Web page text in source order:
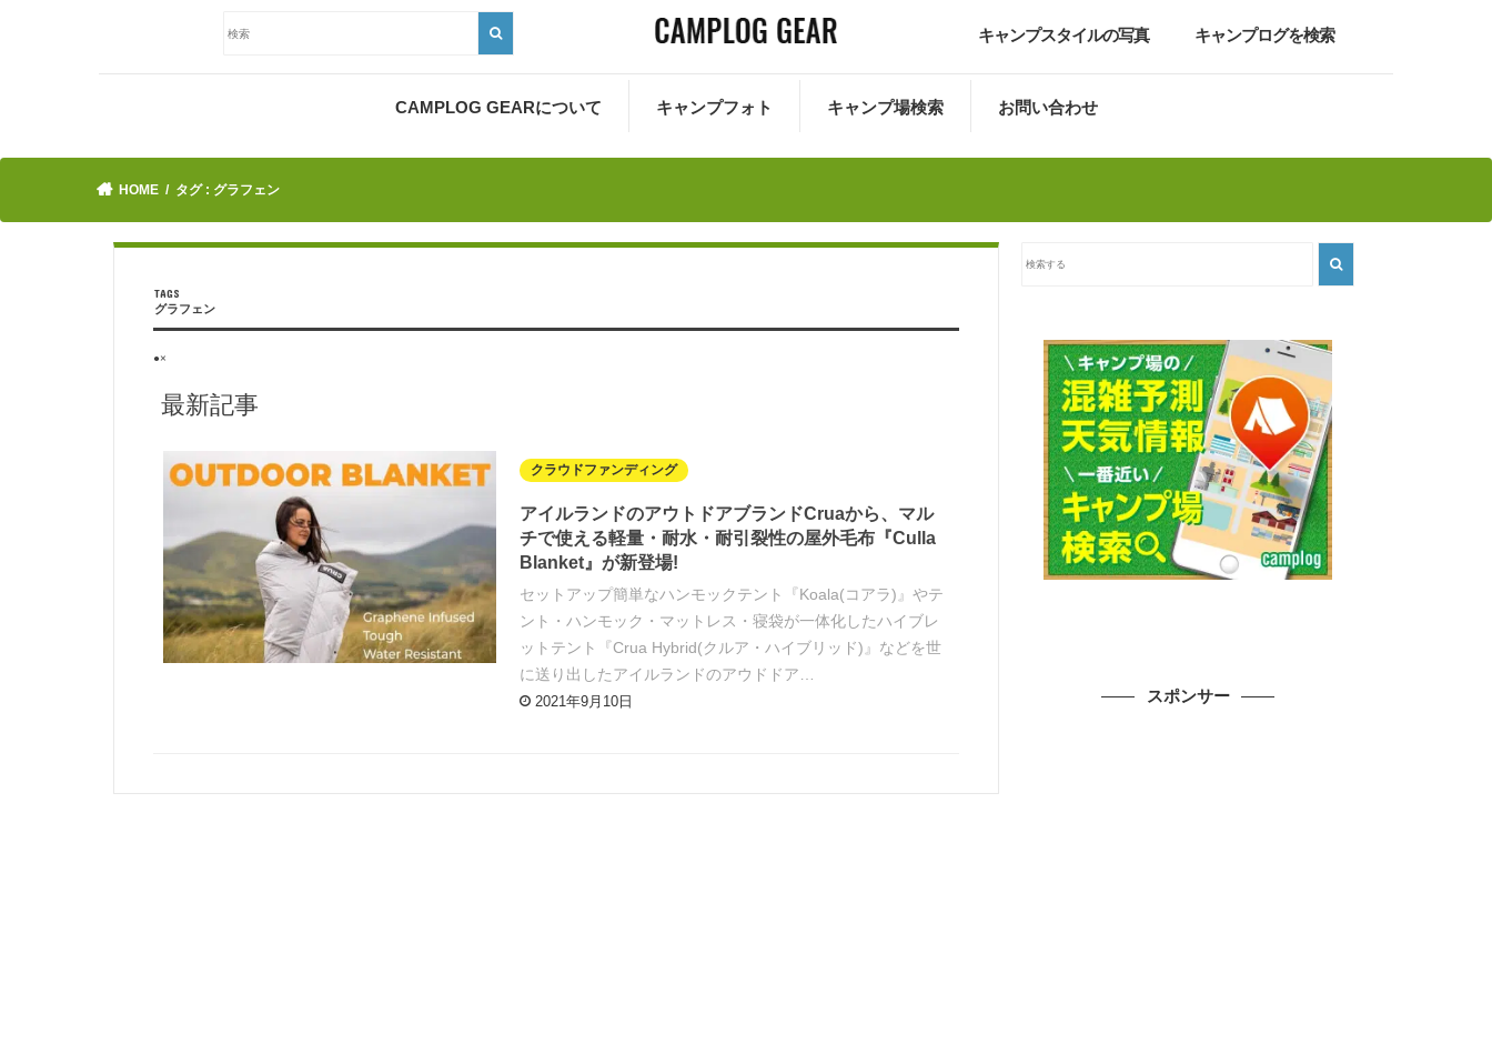
キャンプスタイルの写真 キャンプログを検索
CAMPLOG GEARについて キャンプフォト キャンプ場検索 お問い合わせ
HOME タグ : グラフェン
グラフェン
●×
最新記事
クラウドファンディング
アイルランドのアウトドアブランドCruaから、マル
チで使える軽量・耐水・耐引裂性の屋外毛布『Culla
Blanket』が新登場!
セットアップ簡単なハンモックテント『Koala(コアラ)』やテ
ント・ハンモック・マットレス・寝袋が一体化したハイブレ
ットテント『Crua Hybrid(クルア・ハイブリッド)』などを世
に送り出したアイルランドのアウドドア…
2021年9月10日 スポンサー